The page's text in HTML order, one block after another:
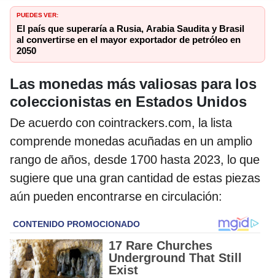
PUEDES VER:
El país que superaría a Rusia, Arabia Saudita y Brasil
al convertirse en el mayor exportador de petróleo en
2050
Las monedas más valiosas para los
coleccionistas en Estados Unidos
De acuerdo con cointrackers.com, la lista
comprende monedas acuñadas en un amplio
rango de años, desde 1700 hasta 2023, lo que
sugiere que una gran cantidad de estas piezas
aún pueden encontrarse en circulación: